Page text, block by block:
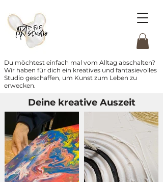
Du möchtest einfach mal vom Alltag abschalten?
Wir haben für dich ein kreatives und fantasievolles
Studio geschaffen, um Kunst zum Leben zu
erwecken.
Deine kreative Auszeit